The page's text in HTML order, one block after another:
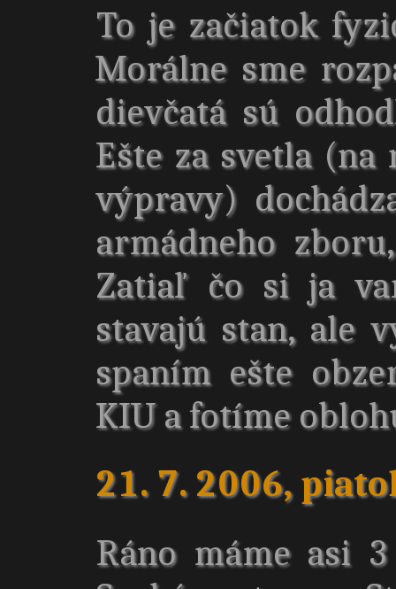
To je začiatok
Morálne sme
dievčatá sú
Ešte za svetla
výpravy)
armádneho
Zatiaľ čo si ja
stavajú stan, ale
spaním ešte
KIU a fotíme
21. 7. 2006,
Ráno máme asi